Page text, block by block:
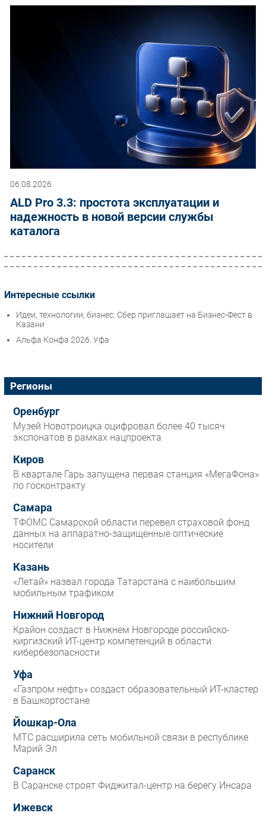
06.08.2026
ALD Pro 3.3: простота эксплуатации и
надежность в новой версии службы
каталога
Интересные ссылки
Идеи, технологии, бизнес: Сбер приглашает на Бизнес-Фест в
Казани
Альфа Конфа 2026. Уфа
Регионы
Оренбург
Музей Новотроицка оцифровал более 40 тысяч
экспонатов в рамках нацпроекта
Киров
В квартале Гарь запущена первая станция «МегаФона»
по госконтракту
Самара
ТФОМС Самарской области перевел страховой фонд
данных на аппаратно-защищенные оптические
носители
Казань
«Летай» назвал города Татарстана с наибольшим
мобильным трафиком
Нижний Новгород
Крайон создаст в Нижнем Новгороде российско-
киргизский ИТ-центр компетенций в области
кибербезопасности
Уфа
«Газпром нефть» создаст образовательный ИТ-кластер
в Башкортостане
Йошкар-Ола
МТС расширила сеть мобильной связи в республике
Марий Эл
Саранск
В Саранске строят Фиджитал-центр на берегу Инсара
Ижевск